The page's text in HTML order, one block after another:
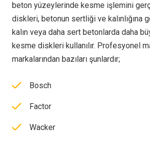
beton yüzeylerinde kesme işlemini
diskleri, betonun sertliği ve kalınlığına
kalın veya daha sert betonlarda daha
kesme diskleri kullanılır. Profesyonel
markalarından bazıları şunlardır;
Bosch
Factor
Wacker